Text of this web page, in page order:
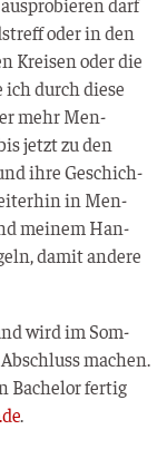
oder in den
Krei­sen oder die
durch die­se
mehr Men­
jetzt zu den
ihre Geschich­
in Men­
mei­nem Han­
damit ande­re
wird im Som­
machen.
Bache­lor fer­tig
.